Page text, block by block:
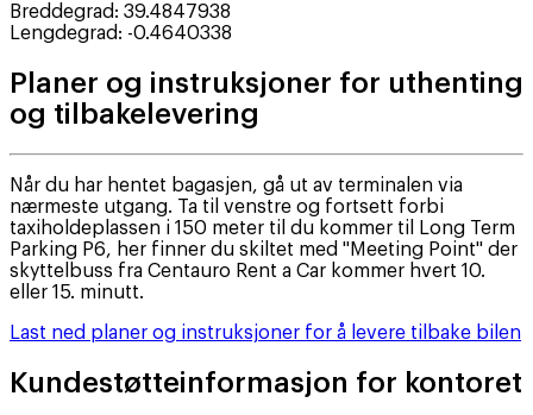
Breddegrad: 39.4847938
Lengdegrad: -0.4640338
Planer og instruksjoner for uthenting
og tilbakelevering
Når du har hentet bagasjen, gå ut av terminalen via
nærmeste utgang. Ta til venstre og fortsett forbi
taxiholdeplassen i 150 meter til du kommer til Long Term
Parking P6, her finner du skiltet med "Meeting Point" der
skyttelbuss fra Centauro Rent a Car kommer hvert 10.
eller 15. minutt.
Last ned planer og instruksjoner for å levere tilbake bilen
Kundestøtteinformasjon for kontoret